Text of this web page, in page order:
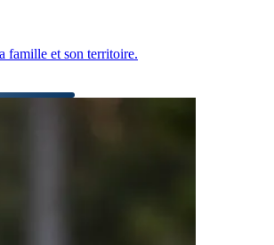
famille et son territoire.